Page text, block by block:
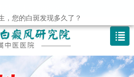
，您的白斑发现多久了？